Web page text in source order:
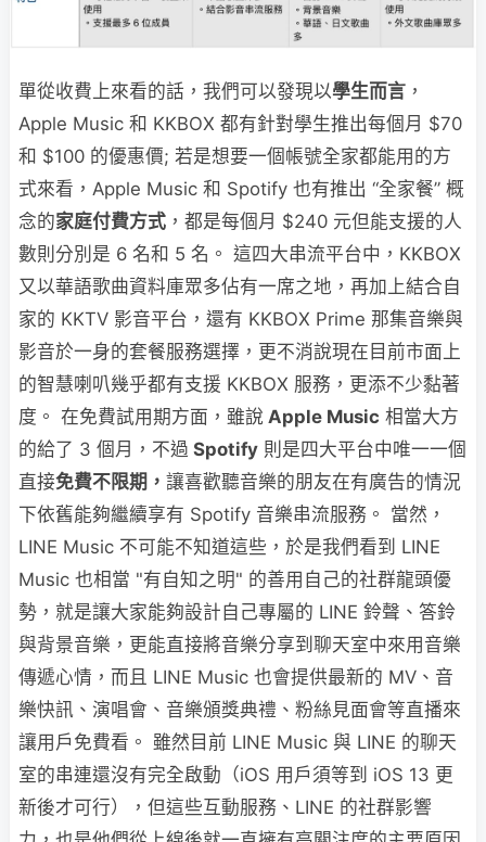
單從收費上來看的話，我們可以發現以學生而言 ，
Apple Music 和 KKBOX 都有針對學生推出每個月 $70
和 $100 的優惠價; 若是想要一個帳號全家都能用的方
式來看，Apple Music 和 Spotify 也有推出 “全家餐” 概
念的家庭付費方式 ，都是每個月 $240 元但能支援的人
數則分別是 6 名和 5 名。 這四大串流平台中，KKBOX
又以華語歌曲資料庫眾多佔有一席之地，再加上結合自
家的 KKTV 影音平台，還有 KKBOX Prime 那集音樂與
影音於一身的套餐服務選擇，更不消說現在目前市面上
的智慧喇叭幾乎都有支援 KKBOX 服務，更添不少黏著
度。 在免費試用期方面，雖說 Apple Music 相當大方
的給了 3 個月，不過 Spotify 則是四大平台中唯一一個
直接免費不限期， 讓喜歡聽音樂的朋友在有廣告的情況
下依舊能夠繼續享有 Spotify 音樂串流服務。 當然，
LINE Music 不可能不知道這些，於是我們看到 LINE
Music 也相當 "有自知之明" 的善用自己的社群龍頭優
勢，就是讓大家能夠設計自己專屬的 LINE 鈴聲、答鈴
與背景音樂，更能直接將音樂分享到聊天室中來用音樂
傳遞心情，而且 LINE Music 也會提供最新的 MV、音
樂快訊、演唱會、音樂頒獎典禮、粉絲見面會等直播來
讓用戶免費看。 雖然目前 LINE Music 與 LINE 的聊天
室的串連還沒有完全啟動（iOS 用戶須等到 iOS 13 更
新後才可行），但這些互動服務、LINE 的社群影響